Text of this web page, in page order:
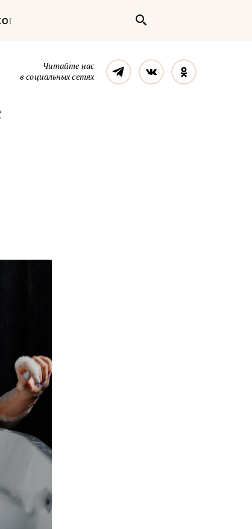
Читайте нас
в социальных сетях
ТелеграмВконтакте